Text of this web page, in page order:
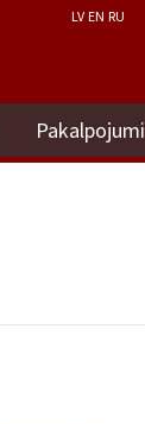
LV EN RU
Pakalpojumi